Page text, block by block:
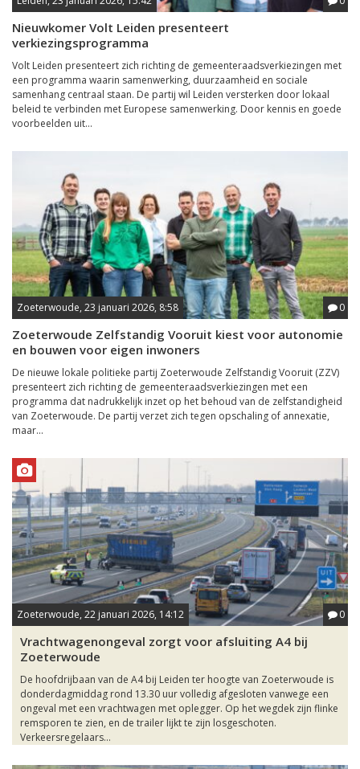
Nieuwkomer Volt Leiden presenteert
verkiezingsprogramma
Volt Leiden presenteert zich richting de gemeenteraadsverkiezingen met
een programma waarin samenwerking, duurzaamheid en sociale
samenhang centraal staan. De partij wil Leiden versterken door lokaal
beleid te verbinden met Europese samenwerking. Door kennis en goede
voorbeelden uit...
Zoeterwoude, 23 januari 2026, 8:58 0
Zoeterwoude Zelfstandig Vooruit kiest voor autonomie
en bouwen voor eigen inwoners
De nieuwe lokale politieke partij Zoeterwoude Zelfstandig Vooruit (ZZV)
presenteert zich richting de gemeenteraadsverkiezingen met een
programma dat nadrukkelijk inzet op het behoud van de zelfstandigheid
van Zoeterwoude. De partij verzet zich tegen opschaling of annexatie,
maar...
Zoeterwoude, 22 januari 2026, 14:12 0
Vrachtwagenongeval zorgt voor afsluiting A4 bij
Zoeterwoude
De hoofdrijbaan van de A4 bij Leiden ter hoogte van Zoeterwoude is
donderdagmiddag rond 13.30 uur volledig afgesloten vanwege een
ongeval met een vrachtwagen met oplegger. Op het wegdek zijn flinke
remsporen te zien, en de trailer lijkt te zijn losgeschoten.
Verkeersregelaars...